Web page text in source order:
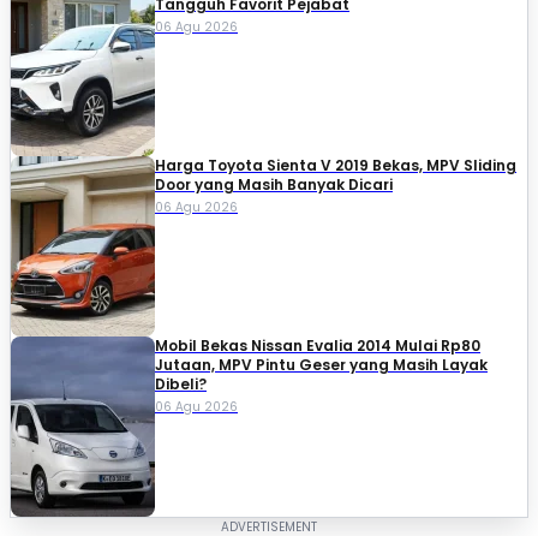
06 Agu 2026
Harga Toyota Sienta V 2019 Bekas, MPV Sliding
Door yang Masih Banyak Dicari
06 Agu 2026
Mobil Bekas Nissan Evalia 2014 Mulai Rp80
Jutaan, MPV Pintu Geser yang Masih Layak
Dibeli?
06 Agu 2026